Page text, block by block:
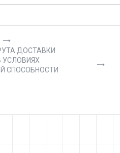
ДОСТАВКИ
УСЛОВИЯХ
СПОСОБНОСТИ